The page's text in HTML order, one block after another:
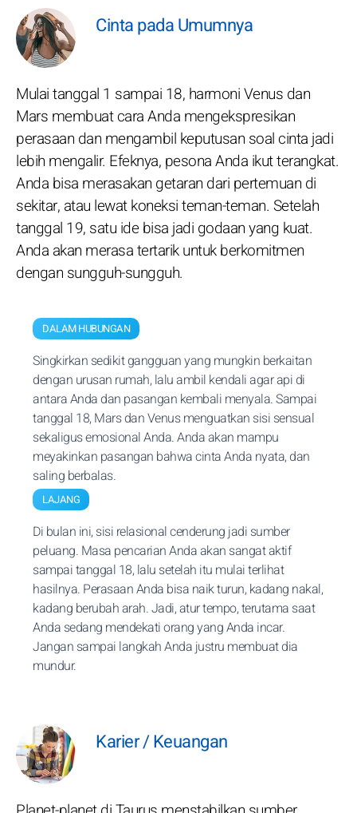
Cinta pada Umumnya
Mulai tanggal 1 sampai 18, harmoni Venus dan
Mars membuat cara Anda mengekspresikan
perasaan dan mengambil keputusan soal cinta jadi
lebih mengalir. Efeknya, pesona Anda ikut terangkat.
Anda bisa merasakan getaran dari pertemuan di
sekitar, atau lewat koneksi teman-teman. Setelah
tanggal 19, satu ide bisa jadi godaan yang kuat.
Anda akan merasa tertarik untuk berkomitmen
dengan sungguh-sungguh.
DALAM HUBUNGAN
Singkirkan sedikit gangguan yang mungkin berkaitan
dengan urusan rumah, lalu ambil kendali agar api di
antara Anda dan pasangan kembali menyala. Sampai
tanggal 18, Mars dan Venus menguatkan sisi sensual
sekaligus emosional Anda. Anda akan mampu
meyakinkan pasangan bahwa cinta Anda nyata, dan
saling berbalas.
LAJANG
Di bulan ini, sisi relasional cenderung jadi sumber
peluang. Masa pencarian Anda akan sangat aktif
sampai tanggal 18, lalu setelah itu mulai terlihat
hasilnya. Perasaan Anda bisa naik turun, kadang nakal,
kadang berubah arah. Jadi, atur tempo, terutama saat
Anda sedang mendekati orang yang Anda incar.
Jangan sampai langkah Anda justru membuat dia
mundur.
Karier / Keuangan